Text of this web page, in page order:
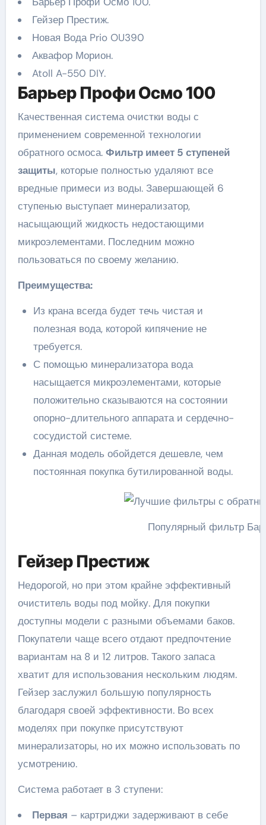
Гейзер Престиж.
Новая Вода Prio OU390
Аквафор Морион.
Atoll A-550 DIY.
Барьер Профи Осмо 100
Качественная система очистки воды с
применением современной технологии
обратного осмоса. Фильтр имеет 5 ступеней
защиты, которые полностью удаляют все
вредные примеси из воды. Завершающей 6
ступенью выступает минерализатор,
насыщающий жидкость недостающими
микроэлементами. Последним можно
пользоваться по своему желанию.
Преимущества:
Из крана всегда будет течь чистая и
полезная вода, которой кипячение не
требуется.
С помощью минерализатора вода
насыщается микроэлементами, которые
положительно сказываются на состоянии
опорно-длительного аппарата и сердечно-
сосудистой системе.
Данная модель обойдется дешевле, чем
постоянная покупка бутилированной воды.
Популярный фильтр
Гейзер Престиж
Недорогой, но при этом крайне эффективный
очиститель воды под мойку. Для покупки
доступны модели с разными объемами баков.
Покупатели чаще всего отдают предпочтение
вариантам на 8 и 12 литров. Такого запаса
хватит для использования нескольким людям.
Гейзер заслужил большую популярность
благодаря своей эффективности. Во всех
моделях при покупке присутствуют
минерализаторы, но их можно использовать по
усмотрению.
Система работает в 3 ступени:
Первая – картриджи задерживают в себе